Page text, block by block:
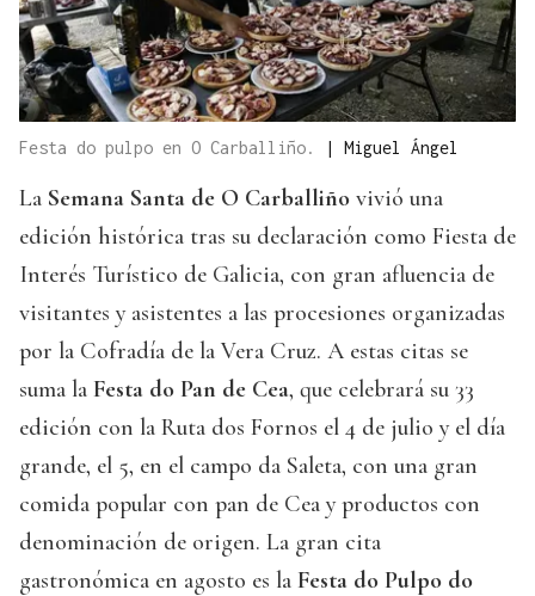
Festa do pulpo en O Carballiño. | Miguel Ángel
La Semana Santa de O Carballiño vivió una
edición histórica tras su declaración como Fiesta de
Interés Turístico de Galicia, con gran afluencia de
visitantes y asistentes a las procesiones organizadas
por la Cofradía de la Vera Cruz. A estas citas se
suma la Festa do Pan de Cea, que celebrará su 33
edición con la Ruta dos Fornos el 4 de julio y el día
grande, el 5, en el campo da Saleta, con una gran
comida popular con pan de Cea y productos con
denominación de origen. La gran cita
gastronómica en agosto es la Festa do Pulpo do